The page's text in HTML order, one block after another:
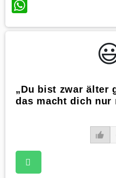
WhatsApp
„Du bist zwar älter
das macht dich nur